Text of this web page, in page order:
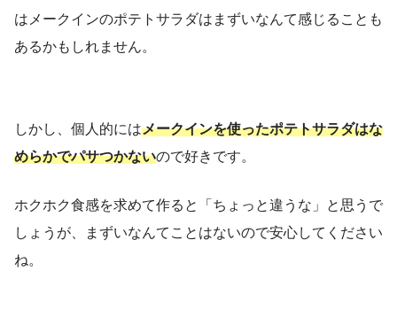
はメークインのポテトサラダはまずいなんて感じることも
あるかもしれません。
しかし、個人的にはメークインを使ったポテトサラダはな
めらかでパサつかないので好きです。
ホクホク食感を求めて作ると「ちょっと違うな」と思うで
しょうが、まずいなんてことはないので安心してください
ね。